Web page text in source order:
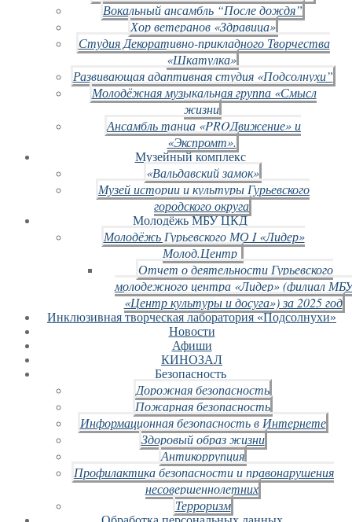
Вокальный ансамбль “После дождя”
Хор ветеранов «Здравица»
Студия Декоративно-прикладного Творчества
«Шкатулка»
Развивающая адаптивная студия «Подсолнухи”
Молодёжная музыкальная группа «Смысл
жизни
Ансамбль танца «PROДвижение» и
«Экспромт».
Музейный комплекс
«Вальдавский замок»
Музей истории и культуры Гурьевского
городского округа
Молодёжь МБУ ЦКД
Молодёжь Гурьевского МО I «Лидер»
Молод.Центр
Отчет о деятельности Гурьевского
молодежного центра «Лидер» (филиал
«Центр культуры и досуга») за 2025 год
Инклюзивная творческая лаборатория «Подсолнухи»
Новости
Афиши
КИНОЗАЛ
Безопасность
Дорожная безопасность
Пожарная безопасность
Информационная безопасность в Интернете
Здоровый образ жизни
Антикоррупция
Профилактика безопасности и правонарушения
несовершеннолетних
Терроризм